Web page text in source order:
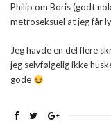
Philip om Boris (godt
metroseksuel at jeg får
Jeg havde en del flere
jeg selvfølgelig ikke
gode